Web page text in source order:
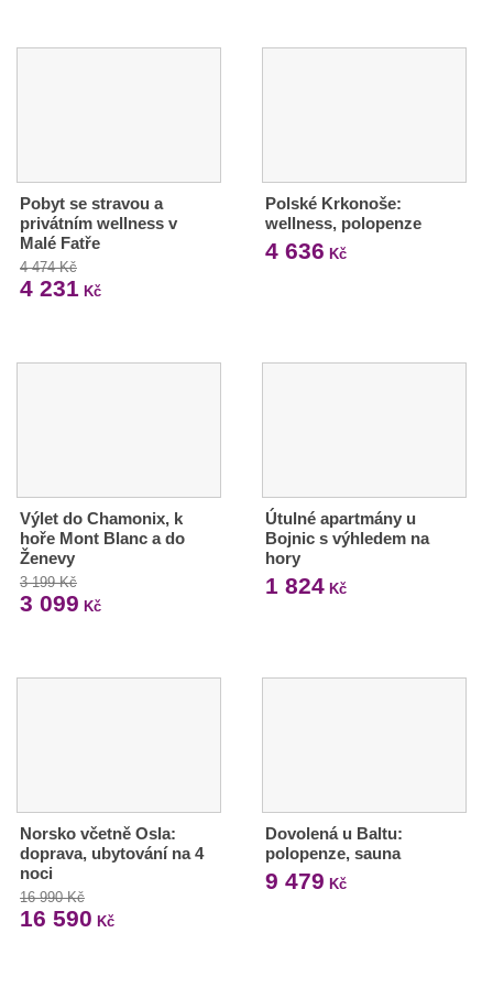
Pobyt se stravou a
privátním wellness v
Malé Fatře
4 474 Kč
4 231 Kč
Polské Krkonoše:
wellness, polopenze
4 636 Kč
Výlet do Chamonix, k
hoře Mont Blanc a do
Ženevy
3 199 Kč
3 099 Kč
Útulné apartmány u
Bojnic s výhledem na
hory
1 824Kč
Norsko včetně Osla:
doprava, ubytování na 4
noci
16 990 Kč
16 590 Kč
Dovolená u Baltu:
polopenze, sauna
9 479 Kč